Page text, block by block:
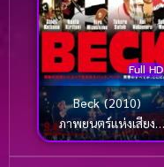
Full HD
Beck (2010)
ภาพยนตร์แห่งเสียง
ดนตรี